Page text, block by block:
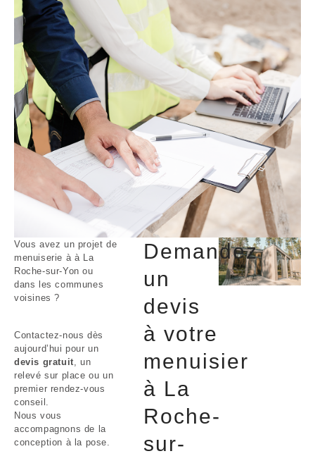
Demandez
un
devis
à votre
menuisier
à La
Roche-
sur-
Vous avez un projet de
menuiserie à à La
Roche-sur-Yon ou
dans les communes
voisines ?
Contactez-nous dès
aujourd’hui pour un
devis gratuit , un
relevé sur place ou un
premier rendez-vous
conseil.
Nous vous
accompagnons de la
conception à la pose.